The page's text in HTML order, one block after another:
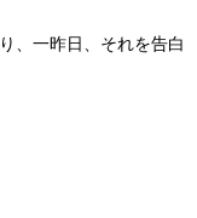
、一昨日、それを告白